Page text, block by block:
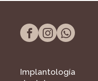
Implantología